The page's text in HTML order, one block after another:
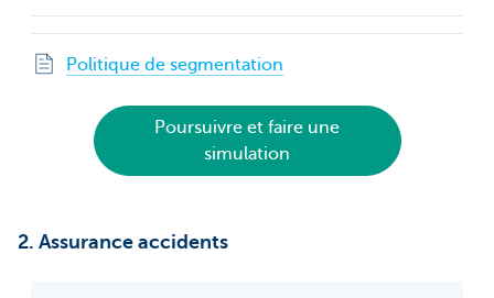
Politique de segmentation
Poursuivre et faire une
simulation
2. Assurance accidents